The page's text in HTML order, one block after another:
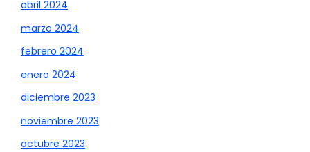
abril 2024
marzo 2024
febrero 2024
enero 2024
diciembre 2023
noviembre 2023
octubre 2023